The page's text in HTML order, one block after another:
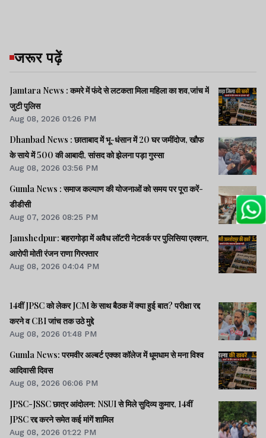
जरूर पढ़ें
Jamtara News : कमरे में फंदे से लटकता मिला महिला का शव,जांच में
जुटी पुलिस
Aug 08, 2026 01:26 PM
Dhanbad News : छाताबाद में भू-धंसान में 20 घर जमींदोज, खौफ
के साये में 500 की आबादी, सांसद को झेलना पड़ा गुस्सा
Aug 08, 2026 03:56 PM
Gumla News : समाज कल्याण की योजनाओं को समय पर पूरा करें-
डीडीसी
Aug 07, 2026 08:25 PM
Jamshedpur: बहरागोड़ा में अवैध लॉटरी नेटवर्क पर पुलिसिया एक्शन,
आरोपी मोती रंजन राणा गिरफ्तार
Aug 08, 2026 04:04 PM
14वीं JPSC को लेकर JCM के साथ बैठक में क्या हुई बात? परीक्षा रद्द
करने व CBI जांच तक उठे मुद्दे
Aug 08, 2026 01:48 PM
Gumla News: परमवीर अल्बर्ट एक्का कॉलेज में धूमधाम से मना विश्व
आदिवासी दिवस
Aug 08, 2026 06:06 PM
JPSC-JSSC छात्र आंदोलन: NSUI से मिले सुदिव्य कुमार, 14वीं
JPSC रद्द करने समेत कई मांगें शामिल
Aug 08, 2026 01:22 PM